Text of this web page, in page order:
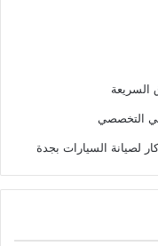
السريعة
التخصصي
لصيانة السيارات بجدة